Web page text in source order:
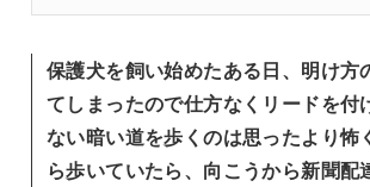
保護犬を飼い始めたある日、明け方
てしまったので仕方なくリードを付
ない暗い道を歩くのは思ったより怖
ら歩いていたら、向こうから新聞配